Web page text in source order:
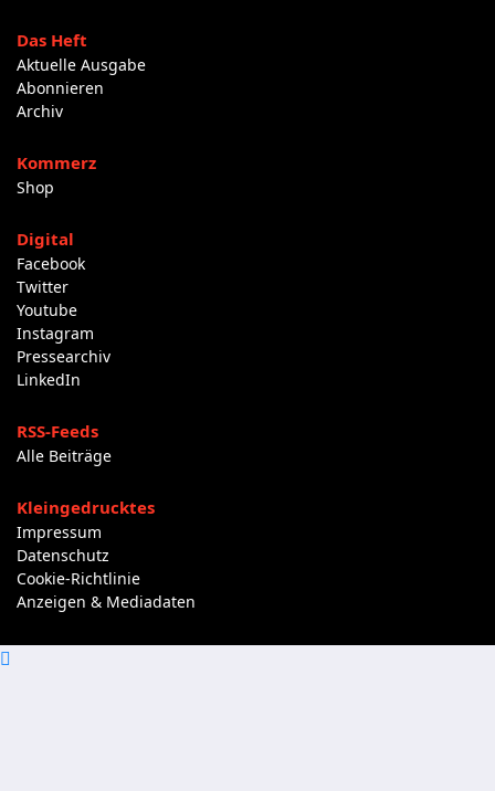
Das Heft
Aktuelle Ausgabe
Abonnieren
Archiv
Kommerz
Shop
Digital
Facebook
Twitter
Youtube
Instagram
Pressearchiv
LinkedIn
RSS-Feeds
Alle Beiträge
Kleingedrucktes
Impressum
Datenschutz
Cookie-Richtlinie
Anzeigen & Mediadaten